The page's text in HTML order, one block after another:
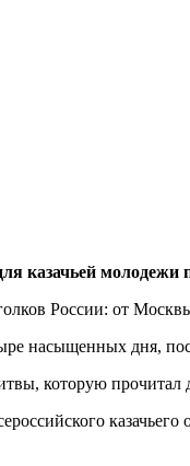
казачьей
России: от
насыщенных дня,
которую прочитал
казачьего